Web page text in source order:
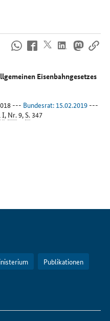
Eisenbahngesetzes
--- Bundesrat: 15.02.2019---
I, Nr.9,S.347
Publikationen